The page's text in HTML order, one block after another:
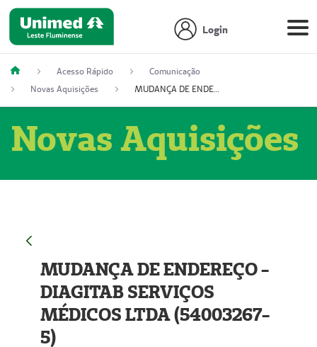
Login
Acesso Rápido
Comunicação
Novas Aquisições
MUDANÇA DE ENDEREÇO - DIAGITAB SERVIÇOS MÉDICOS LTDA (54003267-5)
Novas Aquisições
MUDANÇA DE ENDEREÇO -
DIAGITAB SERVIÇOS
MÉDICOS LTDA (54003267-
5)